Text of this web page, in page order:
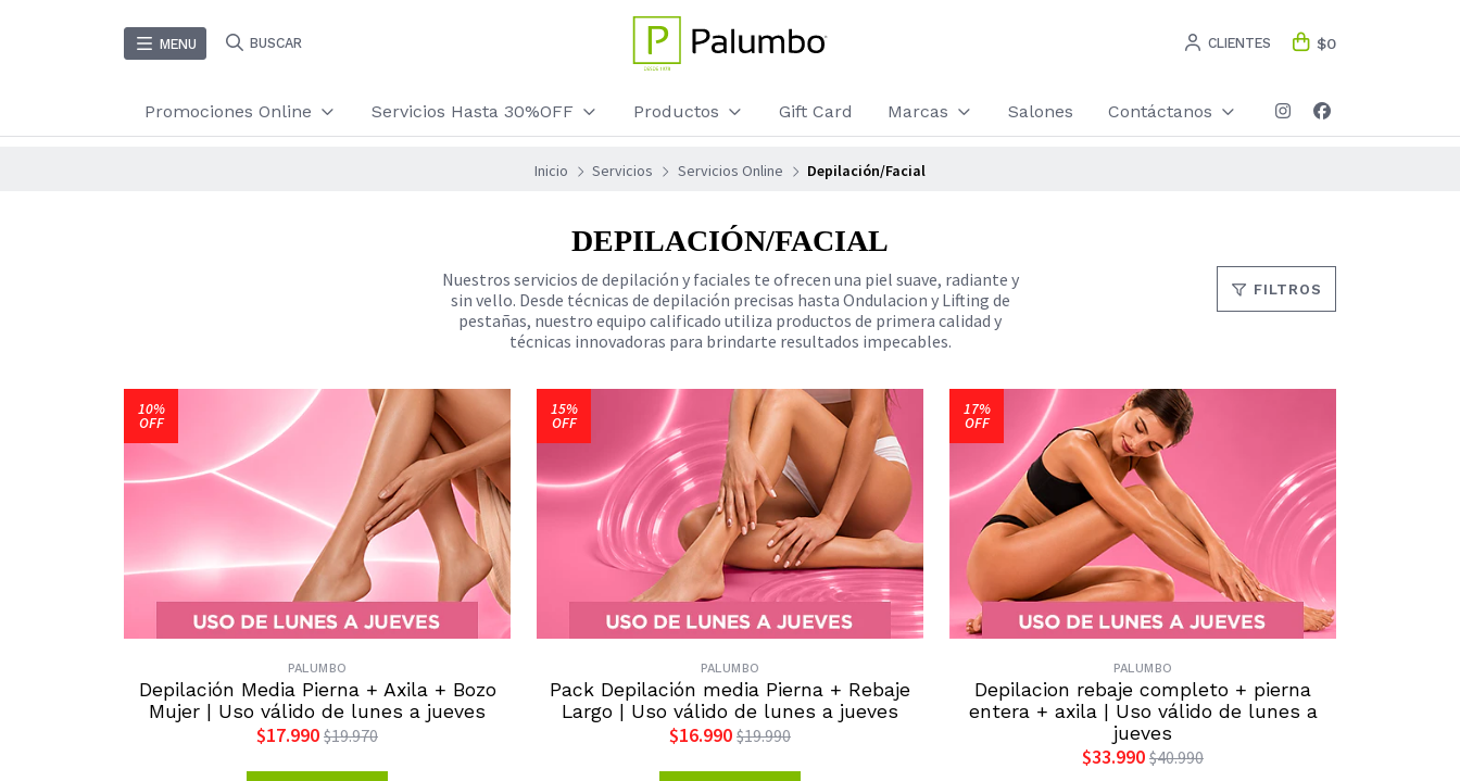
MENU BUSCAR CLIENTES $0
Promociones Online Servicios Hasta 30%OFF Productos Gift Card Marcas Salones Contáctanos
Inicio Servicios Servicios Online Depilación/Facial
DEPILACIÓN/FACIAL
Nuestros servicios de depilación y faciales te ofrecen una piel suave, radiante y
sin vello. Desde técnicas de depilación precisas hasta Ondulacion y Lifting de
pestañas, nuestro equipo calificado utiliza productos de primera calidad y
técnicas innovadoras para brindarte resultados impecables.
FILTROS
10%
OFF
PALUMBO
Depilación Media Pierna + Axila + Bozo
Mujer | Uso válido de lunes a jueves
$17.990 $19.970
15%
OFF
PALUMBO
Pack Depilación media Pierna + Rebaje
Largo | Uso válido de lunes a jueves
$16.990 $19.990
17%
OFF
PALUMBO
Depilacion rebaje completo + pierna
entera + axila | Uso válido de lunes a
jueves
$33.990 $40.990